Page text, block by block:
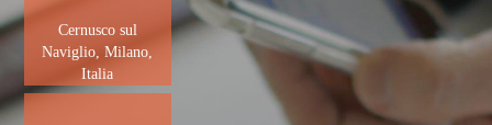
Cernusco sul
Naviglio, Milano,
Italia